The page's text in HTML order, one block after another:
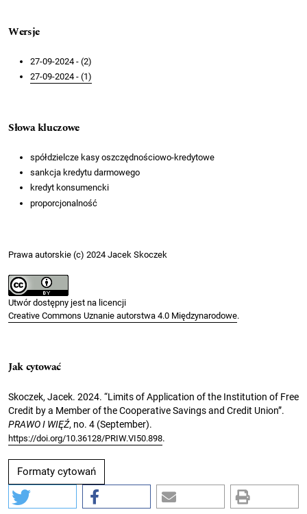
Wersje
27-09-2024 - (2)
27-09-2024 - (1)
Słowa kluczowe
spółdzielcze kasy oszczędnościowo-kredytowe
sankcja kredytu darmowego
kredyt konsumencki
proporcjonalność
Prawa autorskie (c) 2024 Jacek Skoczek
Utwór dostępny jest na licencji
Creative Commons Uznanie autorstwa 4.0 Międzynarodowe.
Jak cytować
Skoczek, Jacek. 2024. “Limits of Application of the Institution of Free
Credit by a Member of the Cooperative Savings and Credit Union”.
PRAWO I WIĘŹ, no. 4 (September).
https://doi.org/10.36128/PRIW.VI50.898.
Formaty cytowań